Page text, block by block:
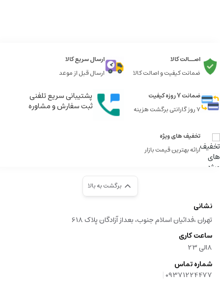
اصــالت کالا
ضمانت کیفیت و اصالت کالا
ارسال سریع کالا
ارسال قبل از موعد
ضمانت 7 روزه کیفیت
7 روز گارانتی برگشت هزینه
پشتیبانی سریع تلفنی
ثبت سفارش و مشاوره
تخفیف های ویژه
ارائه بهترین قیمت بازار
برگشت به بالا
نشانی
تهران ،فدائیان اسلام جنوب، بعداز آزادگان پلاک 618
ساعت کاری
8الی 23
شماره تماس
09371224477
|